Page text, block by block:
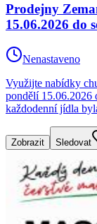
Prodejny
15.06.2026 do
Nenastaveno
Využijte nabídky
pondělí 15.06.2026
každodenní jídla
Zobrazit Sledovat